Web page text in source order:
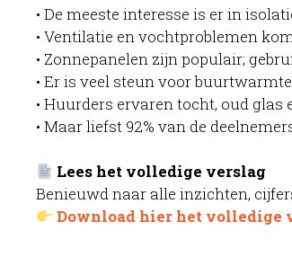
• De meeste interesse is er in
• Ventilatie en vochtproblemen
• Zonnepanelen zijn populair;
• Er is veel steun voor
• Huurders ervaren tocht, oud
• Maar liefst 92% van de
Lees het volledige verslag
Benieuwd naar alle inzichten,
Download hier het volledige